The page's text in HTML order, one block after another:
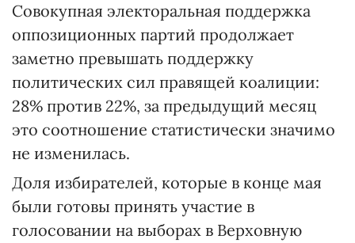
Совокупная электоральная поддержка
оппозиционных партий продолжает
заметно превышать поддержку
политических сил правящей коалиции:
28% против 22%, за предыдущий месяц
это соотношение статистически значимо
не изменилась.
Доля избирателей, которые в конце мая
были готовы принять участие в
голосовании на выборах в Верховную